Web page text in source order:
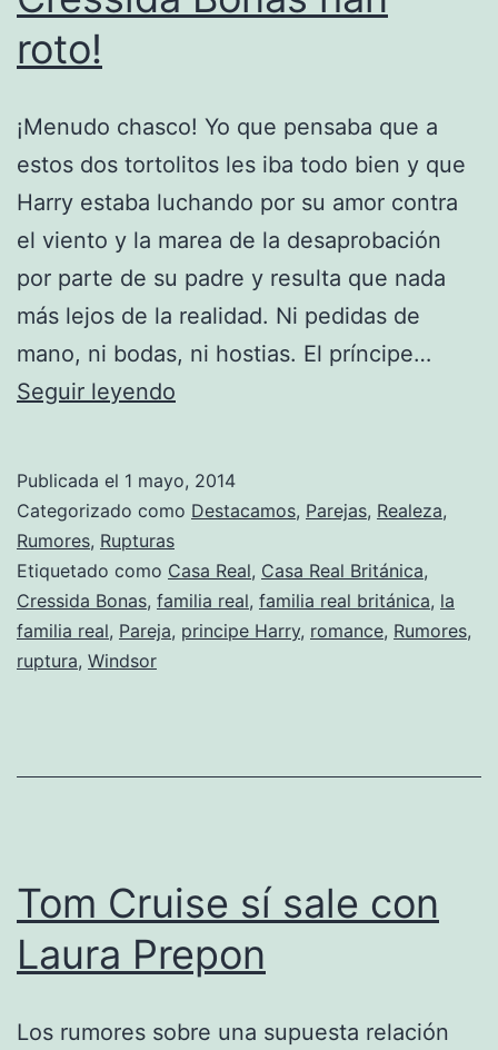
roto!
¡Menudo chasco! Yo que pensaba que a
estos dos tortolitos les iba todo bien y que
Harry estaba luchando por su amor contra
el viento y la marea de la desaprobación
por parte de su padre y resulta que nada
más lejos de la realidad. Ni pedidas de
mano, ni bodas, ni hostias. El príncipe…
Seguir leyendo
y
Bonas
han
Publicada el 1 mayo, 2014
Categorizado como Destacamos, Parejas, Realeza,
Rumores, Rupturas
Etiquetado como Casa Real, Casa Real Británica,
Cressida Bonas, familia real, familia real británica, la
familia real, Pareja, principe Harry, romance, Rumores,
ruptura, Windsor
Tom Cruise sí sale con
Laura Prepon
Los rumores sobre una supuesta relación